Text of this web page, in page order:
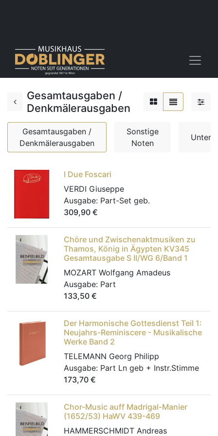
Gesamtausgaben /
Denkmälerausgaben
Gesamtausgaben /
Denkmälerausgaben
Sonstige
Noten
I Due Foscari
VERDI Giuseppe
Ausgabe: Part-Set geb.
309,90 €
Chöre und Zwischenaktmusiken zu
Thamos, König in Ägypten KV345
Gesamtausgabe S II/WG 6/Band 1
MOZART Wolfgang Amadeus
Ausgabe: Part
133,50 €
Der Harmonische Gottesdienst Teil 1:
Neujahrs-Reminiscere - Musikalische
Werke Band 2
TELEMANN Georg Philipp
Ausgabe: Part Ln geb + Instr.Stimme
173,70 €
Chor-Music auff Madrigal-Manier
(1652/53) HaWV 439-469
HAMMERSCHMIDT Andreas